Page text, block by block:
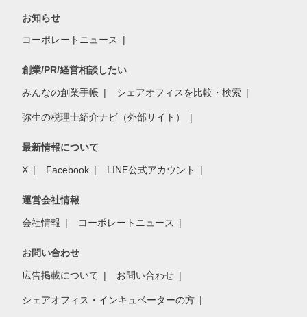
お知らせ
コーポレートニュース
創業/PR/経営相談したい
みんなの創業手帳 シェアオフィスを比較・検索
弥生の税理士紹介ナビ（外部サイト）
最新情報について
X Facebook LINE公式アカウント
運営会社情報
会社情報 コーポレートニュース
お問い合わせ
広告掲載について お問い合わせ
シェアオフィス・インキュベーターの方